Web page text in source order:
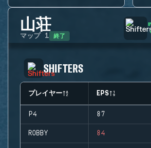
山荘
マップ 1 終了
SHIFTERS
プレイヤー EPS
P4 87
ROBBY 84